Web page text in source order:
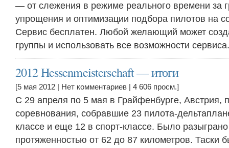
— от слежения в режиме реального времени за
упрощения и оптимизации подбора пилотов на
Сервис бесплатен. Любой желающий может
группы и использовать все возможности сервиса.
2012 Hessenmeisterschaft — итоги
[5 мая 2012 | Нет комментариев | 4 606 просм.]
С 29 апреля по 5 мая в Грайфенбурге, Австрия,
соревнования, собравшие 23 пилота-
классе и еще 12 в спорт-классе. Было разыграно
протяженностью от 62 до 87 километров. Таски